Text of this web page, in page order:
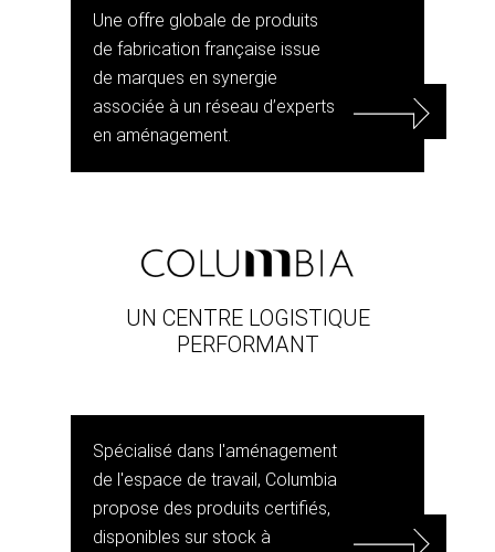
Une offre globale de produits
de fabrication française issue
de marques en synergie
associée à un réseau d’experts
en aménagement.
UN CENTRE LOGISTIQUE
PERFORMANT
Spécialisé dans l'aménagement
de l'espace de travail, Columbia
propose des produits certifiés,
disponibles sur stock à